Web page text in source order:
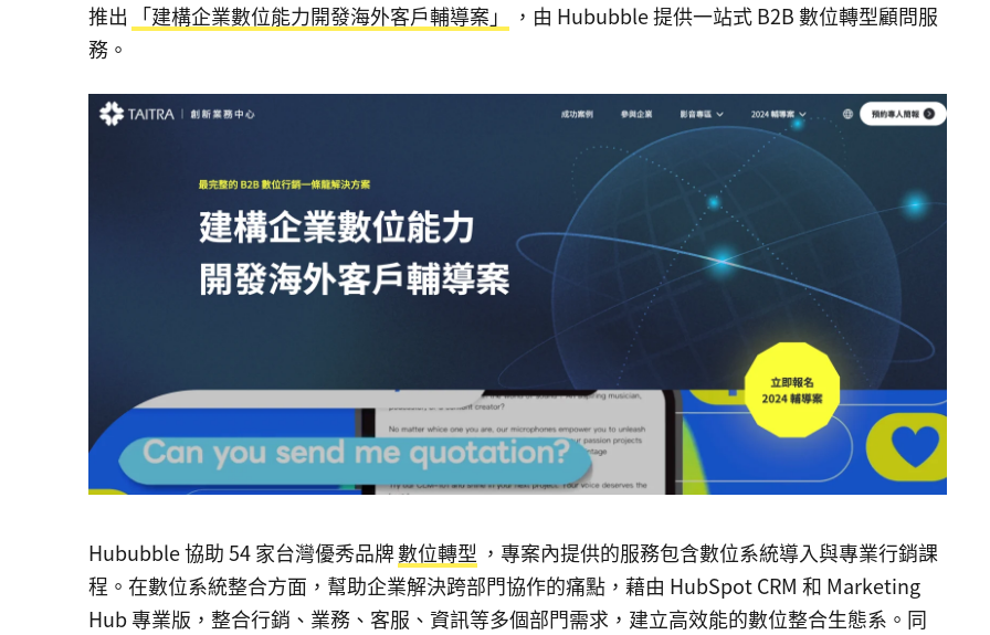
推出 「建構企業數位能力開發海外客戶輔導案」
，由 Hububble 提供一站式 B2B 數位轉型顧問服
務。
Hububble 協助 54 家台灣優秀品牌數位轉型 ，專案內提供的服務包含數位系統導入與專業行銷課
程。在數位系統整合方面，幫助企業解決跨部門協作的痛點，藉由 HubSpot CRM 和 Marketing
Hub 專業版，整合行銷、業務、客服、資訊等多個部門需求，建立高效能的數位整合生態系。同